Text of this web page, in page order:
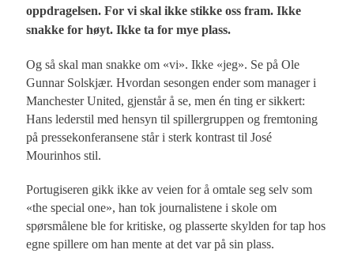
oppdragelsen. For vi skal ikke stikke oss fram. Ikke
snakke for høyt. Ikke ta for mye plass.
Og så skal man snakke om «vi». Ikke «jeg». Se på Ole
Gunnar Solskjær. Hvordan sesongen ender som manager i
Manchester United, gjenstår å se, men én ting er sikkert:
Hans lederstil med hensyn til spillergruppen og fremtoning
på pressekonferansene står i sterk kontrast til José
Mourinhos stil.
Portugiseren gikk ikke av veien for å omtale seg selv som
«the special one», han tok journalistene i skole om
spørsmålene ble for kritiske, og plasserte skylden for tap hos
egne spillere om han mente at det var på sin plass.